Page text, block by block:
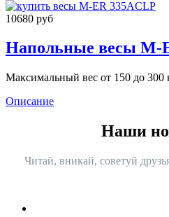
10680 руб
Напольные весы M-
Максимальный вес от 150 до 300
Описание
Наши
Читай, вникай, советуй